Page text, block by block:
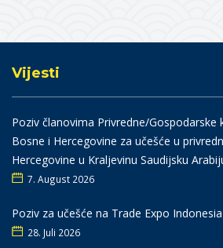
Vijesti
Poziv članovima Privredne/Gospodarske
Bosne i Hercegovine za učešće u
Hercegovine u Kraljevinu Saudijsku
7. August 2026
Poziv za učešće na Trade Expo
28. Juli 2026